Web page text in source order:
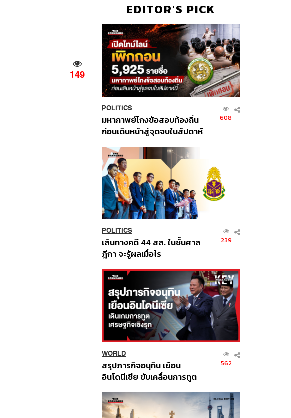
149
EDITOR'S PICK
POLITICS
มหากาพย์โกงข้อสอบท้องถิ่น
ก่อนเดินหน้าสู่จุดจบในสัปดาห์
608
POLITICS
เส้นทางคดี 44 สส. ในชั้นศาล
ฎีกา จะรู้ผลเมื่อไร
239
WORLD
สรุปภารกิจอนุทิน เยือน
อินโดนีเซีย ขับเคลื่อนการทูต
ส่วนยุทธศาสตร์ไทย –
อินโดนีเซีย
562